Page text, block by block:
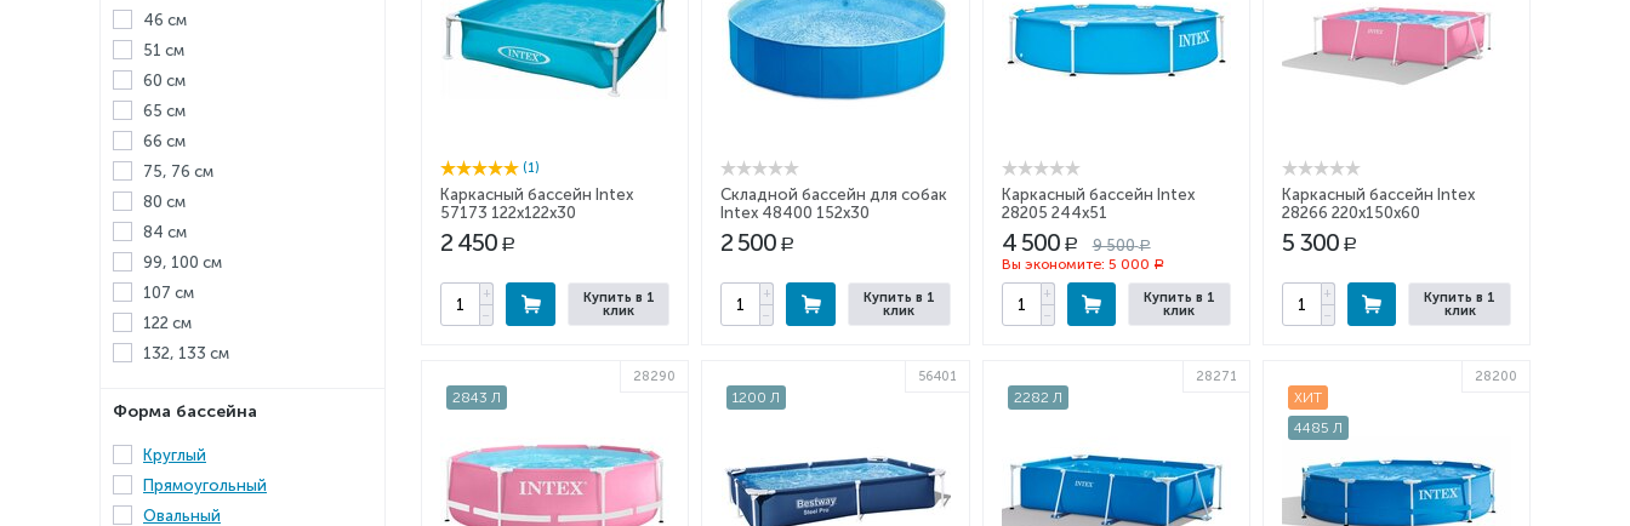
(1)
Каркасный бассейн Intex
57173 122x122x30
2 450 Р
+
−
Купить в 1
клик
Складной бассейн для собак
Intex 48400 152х30
2 500 Р
+
−
Купить в 1
клик
Каркасный бассейн Intex
28205 244х51
4 500 Р 9 500 Р
Вы экономите: 5 000 Р
+
−
Купить в 1
клик
Каркасный бассейн Intex
28266 220x150x60
5 300 Р
+
−
Купить в 1
клик
2843 Л
28290
1200 Л
56401
2282 Л
28271
ХИТ
4485 Л
28200
46 см
51 см
60 см
65 см
66 см
75, 76 см
80 см
84 см
99, 100 см
107 см
122 см
132, 133 см
Форма бассейна
Круглый
Прямоугольный
Овальный